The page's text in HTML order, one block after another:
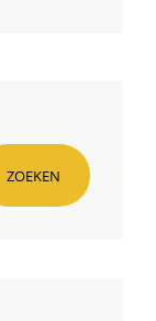
ZOEKEN